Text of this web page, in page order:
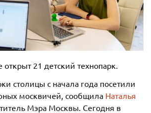
21 детский технопарк.
столицы с начала года посетили
москвичей, сообщила Наталья
Мэра Москвы. Сегодня в